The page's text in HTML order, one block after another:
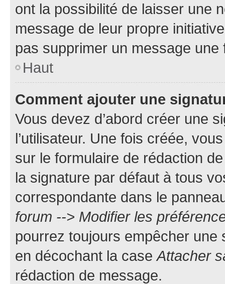
ont la possibilité de laisser une
message de leur propre
pas supprimer un message une
Haut
Comment ajouter une
Vous devez d’abord créer une
l’utilisateur. Une fois créée,
sur le formulaire de rédaction
la signature par défaut à tous
correspondante dans le
forum --> Modifier les
pourrez toujours empêcher une
en décochant la caseAttacher
rédaction de message.